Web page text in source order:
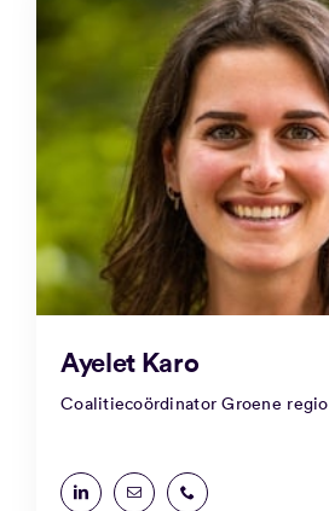
Ayelet Karo
Coalitiecoördinator Groene regio